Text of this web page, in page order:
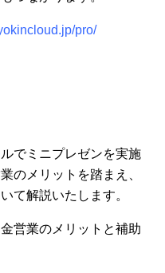
pro/
でミニプレゼンを実施
のメリットを踏まえ、
て解説いたします。
営業のメリットと補助